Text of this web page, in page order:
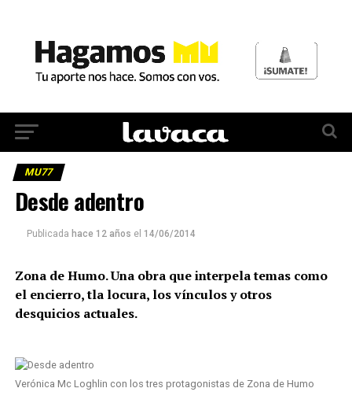
MU77
Desde adentro
Publicada hace 12 años el 14/06/2014
Zona de Humo. Una obra que interpela temas como
el encierro, tla locura, los vínculos y otros
desquicios actuales.
Verónica Mc Loghlin con los tres protagonistas de Zona de Humo